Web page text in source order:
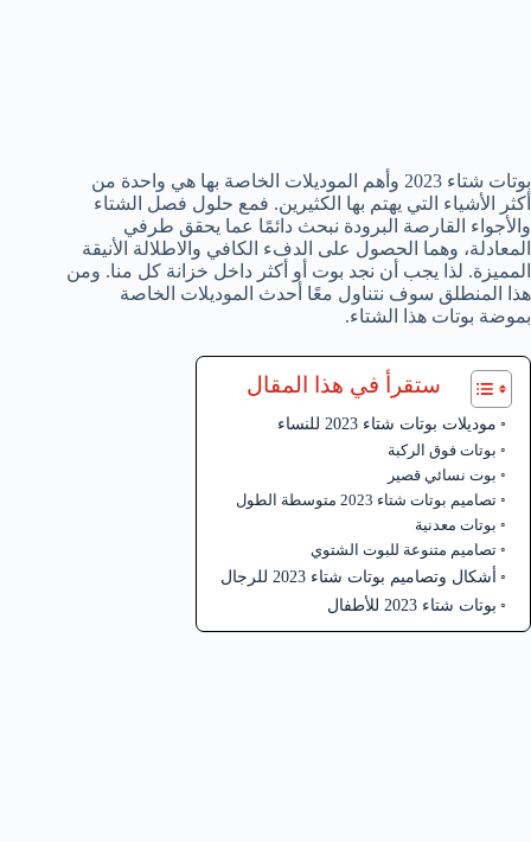
بوتات شتاء 2023 وأهم الموديلات الخاصة بها هي واحدة من
أكثر الأشياء التي يهتم بها الكثيرين. فمع حلول فصل الشتاء
والأجواء القارصة البرودة نبحث دائمًا عما يحقق طرفي
المعادلة، وهما الحصول على الدفء الكافي والاطلالة الأنيقة
المميزة. لذا يجب أن نجد بوت أو أكثر داخل خزانة كل منا. ومن
هذا المنطلق سوف نتناول معًا أحدث الموديلات الخاصة
بموضة بوتات هذا الشتاء.
ستقرأ في هذا المقال
موديلات بوتات شتاء 2023 للنساء
بوتات فوق الركبة
بوت نسائي قصير
تصاميم بوتات شتاء 2023 متوسطة الطول
بوتات معدنية
تصاميم متنوعة للبوت الشتوي
أشكال وتصاميم بوتات شتاء 2023 للرجال
بوتات شتاء 2023 للأطفال